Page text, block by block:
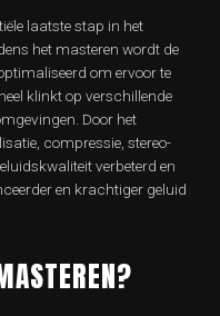
laatste stap in het
het masteren wordt de
om ervoor te
klinkt op verschillende
Door het
compressie, stereo-
verbeterd en
en krachtiger geluid